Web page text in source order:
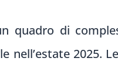
quadro di
nell’estate 2025.